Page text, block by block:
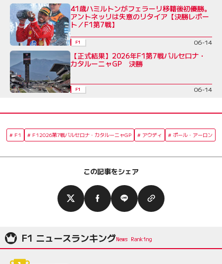
41歳ハミルトンがフェラーリ移籍後初優勝。
アントネッリは失意のリタイア【決勝レポー
ト／F1第7戦】
F1 06-14
【正式結果】2026年F1第7戦バルセロナ・
カタルーニャGP 決勝
F1 06-14
F1 F12026第7戦バルセロナ・カタルーニャGP アウディ ポール・アーロン
この記事をシェア
F1 ニュースランキング